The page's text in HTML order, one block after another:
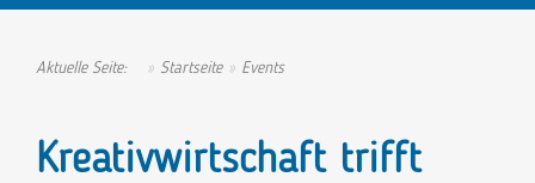
Aktuelle Seite: Startseite Events
Kreativwirtschaft trifft